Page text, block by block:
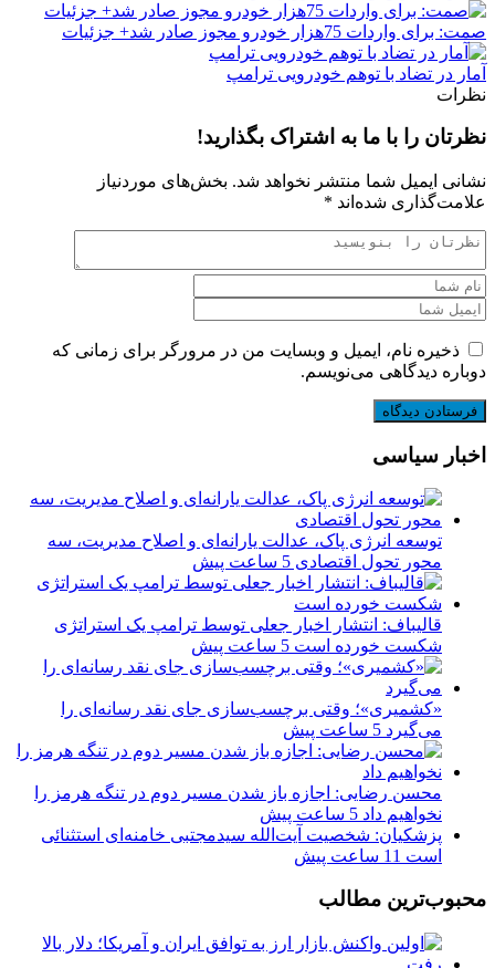
صمت: برای واردات 75هزار خودرو مجوز صادر شد+ جزئیات
آمار در تضاد با توهم خودرویی ترامپ
نظرات
نظرتان را با ما به اشتراک بگذارید!
نشانی ایمیل شما منتشر نخواهد شد. بخش‌های موردنیاز
علامت‌گذاری شده‌اند *
ذخیره نام، ایمیل و وبسایت من در مرورگر برای زمانی که
دوباره دیدگاهی می‌نویسم.
اخبار سیاسی
توسعه انرژی پاک، عدالت یارانه‌ای و اصلاح مدیریت، سه
محور تحول اقتصادی 5 ساعت پیش
قالیباف: انتشار اخبار جعلی توسط ترامپ یک استراتژی
شکست خورده است 5 ساعت پیش
«کشمیری»؛ وقتی برچسب‌سازی جای نقد رسانه‌ای را
می‌گیرد 5 ساعت پیش
محسن رضایی: اجازه باز شدن مسیر دوم در تنگه هرمز را
نخواهیم داد 5 ساعت پیش
پزشکیان: شخصیت آیت‌الله سیدمجتبی خامنه‌ای استثنائی
است 11 ساعت پیش
محبوب‌ترین مطالب